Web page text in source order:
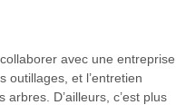
avec une entreprise
outillages, et l’entretien
D’ailleurs, c’est plus